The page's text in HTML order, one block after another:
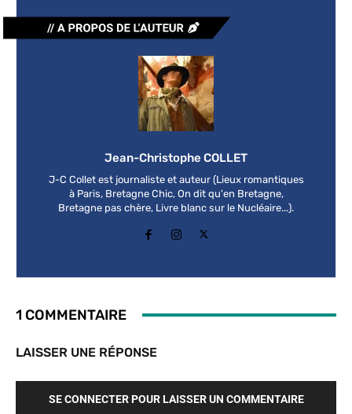
Jean-Christophe COLLET
J-C Collet est journaliste et auteur (Lieux romantiques
à Paris, Bretagne Chic, On dit qu'en Bretagne,
Bretagne pas chère, Livre blanc sur le Nucléaire...).
1 COMMENTAIRE
LAISSER UNE RÉPONSE
SE CONNECTER POUR LAISSER UN COMMENTAIRE